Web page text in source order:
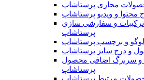
مجازی پرستاشاپ
محتوا و ویدیو پرستاشاپ
و سفارشی سازی
پرستاشاپ
و برچسب پرستاشاپ
و درج سایز پرستاشاپ
و سربرگ اضافی محصول
پرستاشاپ
مرتبط پرستاشاپ